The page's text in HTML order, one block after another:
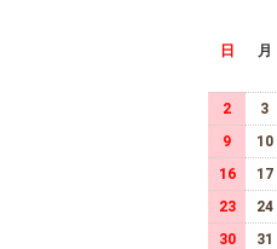
日 月
2
3
9
10
16
17
23
24
30
31